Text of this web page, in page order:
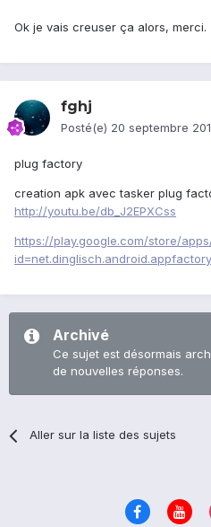
Ok je vais creuser ça alors, merci.
fghj
Posté(e) 20 septembre
plug factory
creation apk avec tasker plug
http://youtu.be/db_J2EPXCss
https://play.google.com/store/
id=net.dinglisch.android.appfactory
Archivé
Ce sujet est désormais
de nouvelles réponses.
Aller sur la liste des sujets